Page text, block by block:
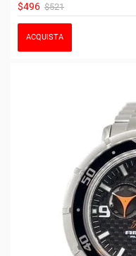
$496 $521
ACQUISTA